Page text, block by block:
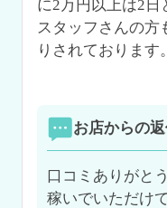
に2万円以上は2日
スタッフさんの方
りされております。
お店からの
口コミありがと
稼いでいただけ